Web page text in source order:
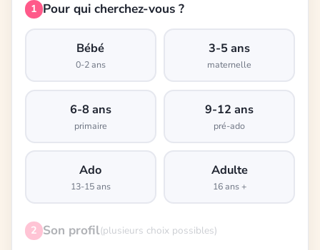
1 Pour qui cherchez-vous ?
Bébé
0-2 ans
3-5 ans
maternelle
6-8 ans
primaire
9-12 ans
pré-ado
Ado
13-15 ans
Adulte
16 ans +
2 Son profil(plusieurs choix possibles)